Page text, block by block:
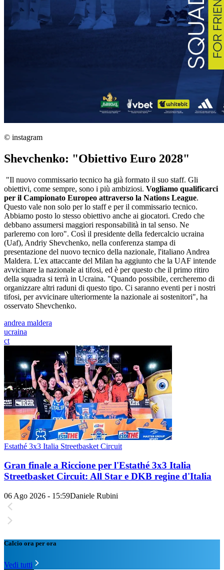
© instagram
Shevchenko: "Obiettivo Euro 2028"
"Il nuovo commissario tecnico ha già formato il suo staff. Gli
obiettivi, come sempre, sono i più ambiziosi. Vogliamo qualificarci
per il Campionato Europeo attraverso la Nations League.
Questo vale non solo per lo staff e per il commissario tecnico.
Abbiamo posto lo stesso obiettivo anche ai giocatori. Credo che
debbano assumersi maggiori responsabilità in tal senso. Ne
parleremo con loro". Così il presidente della federcalcio ucraina
(Uaf), Andriy Shevchenko, nella conferenza stampa di
presentazione del nuovo tecnico della nazionale, l'italiano Andrea
Maldera. L'ex attaccante del Milan ha aggiunto che la UAF intende
avvicinare la nazionale ai tifosi, ed è per questo che il primo ritiro
della squadra si terrà in Ucraina. "Quando possibile, cercheremo di
organizzare altri raduni di questo tipo. Ci saranno eventi per i nostri
tifosi, per avvicinare ulteriormente la nazionale ai sostenitori", ha
osservato Shevchenko.
andrea maldera
ucraina
ct
Estathé 3x3 Italia Streetbasket Circuit
Gran finale a Riccione per l'Estathé 3x3 Italia
Streetbasket Circuit: All Star e DKB regine d'Italia
06 Ago 2026 - 15:59Daniele Rubini
Calcio ora per ora
Vedi tutti